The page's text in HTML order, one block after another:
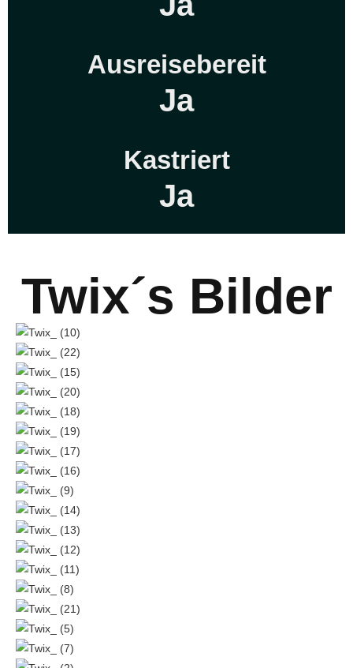
Ausreisebereit
Ja
Kastriert
Ja
Twix´s Bilder